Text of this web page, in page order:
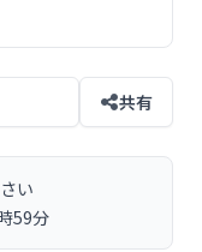
共有
い
59分